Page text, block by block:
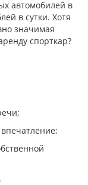
автомобилей в
в сутки. Хотя
значимая
спорткар?